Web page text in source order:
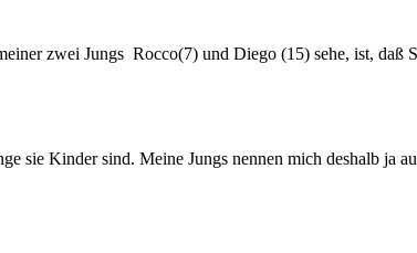
zwei Jungs Rocco(7) und Diego (15) sehe, ist, daß
sie Kinder sind. Meine Jungs nennen mich deshalb ja